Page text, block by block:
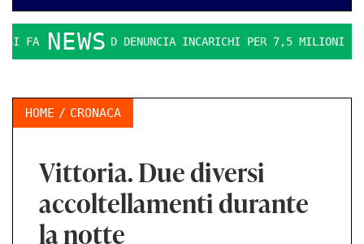
NEWS
DURO. IL PD DENUNCIA INCARICHI PER 7,5 MILIONI
HOME CRONACA
Vittoria. Due diversi
accoltellamenti durante
la notte